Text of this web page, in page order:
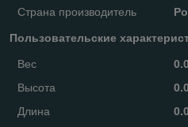
Страна производитель
Пользовательские
Вес
Высота
Длина